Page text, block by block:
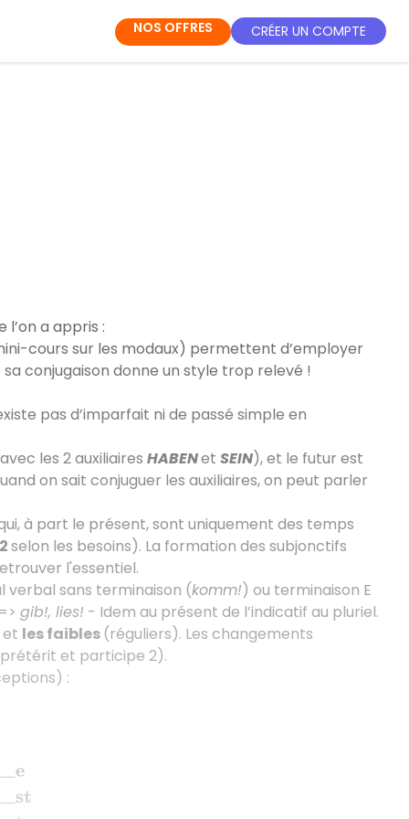
NOS OFFRES CRÉER UN COMPTE
a appris :
cours sur les modaux) permettent d’employer
conjugaison donne un style trop relevé !
pas d’imparfait ni de passé simple en
les 2 auxiliaires HABENet SEIN), et le futur est
on sait conjuguer les auxiliaires, on peut parler
à part le présent, sont uniquement des temps
selon les besoins). La formation des subjonctifs
l'essentiel.
verbal sans terminaison (komm!) ou terminaison E
gib!, lies! - Idem au présent de l’indicatif au pluriel.
les faibles(réguliers). Les changements
et participe 2).
: